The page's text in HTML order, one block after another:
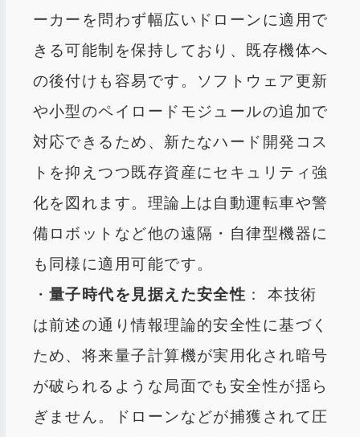
ーカーを問わず幅広いドローンに適用で
きる可能制を保持しており、既存機体へ
の後付けも容易です。ソフトウェア更新
や小型のペイロードモジュールの追加で
対応できるため、新たなハード開発コス
トを抑えつつ既存資産にセキュリティ強
化を図れます。理論上は自動運転車や警
備ロボットなど他の遠隔・自律型機器に
も同様に適用可能です​。
・量子時代を見据えた安全性 ： 本技術
は前述の通り情報理論的安全性に基づく
ため、将来量子計算機が実用化され暗号
が破られるような局面でも安全性が揺ら
ぎません​。ドローンなどが捕獲されて圧